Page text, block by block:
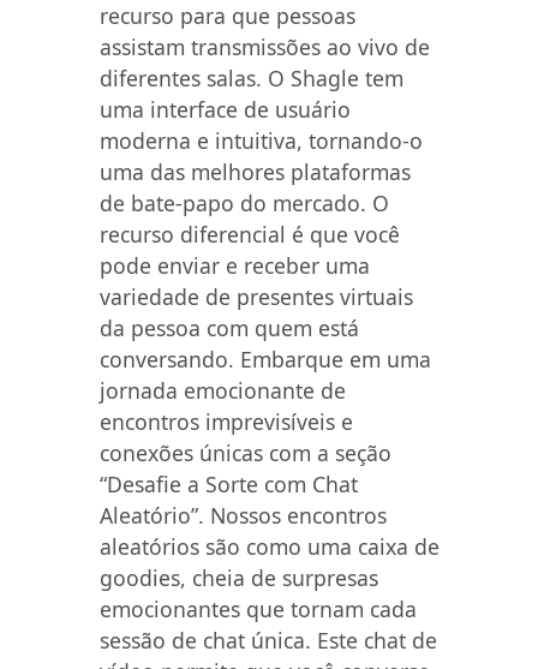
recurso para que pessoas
assistam transmissões ao vivo de
diferentes salas. O Shagle tem
uma interface de usuário
moderna e intuitiva, tornando-o
uma das melhores plataformas
de bate-papo do mercado. O
recurso diferencial é que você
pode enviar e receber uma
variedade de presentes virtuais
da pessoa com quem está
conversando. Embarque em uma
jornada emocionante de
encontros imprevisíveis e
conexões únicas com a seção
“Desafie a Sorte com Chat
Aleatório”. Nossos encontros
aleatórios são como uma caixa de
goodies, cheia de surpresas
emocionantes que tornam cada
sessão de chat única. Este chat de